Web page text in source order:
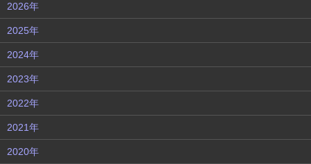
2026年
2025年
2024年
2023年
2022年
2021年
2020年